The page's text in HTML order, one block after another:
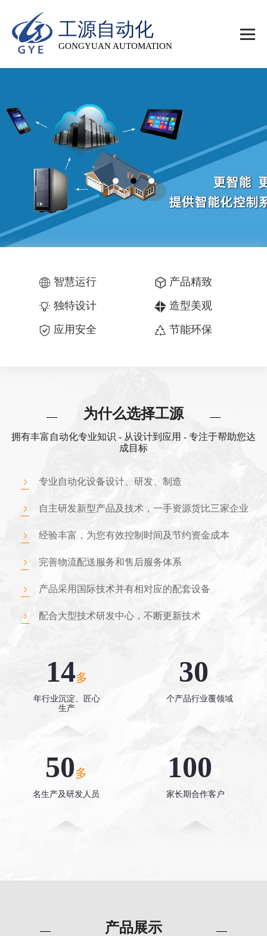
工源自动化
GONGYUAN AUTOMATION
智慧运行 产品精致
独特设计 造型美观
应用安全 节能环保
为什么选择工源
拥有丰富自动化专业知识 - 从设计到应用 - 专注于帮助您达
成目标
专业自动化设备设计、研发、制造
自主研发新型产品及技术，一手资源货比三家企业
经验丰富，为您有效控制时间及节约资金成本
完善物流配送服务和售后服务体系
产品采用国际技术并有相对应的配套设备
配合大型技术研发中心，不断更新技术
14多
年行业沉淀、匠心
生产
30
个产品行业覆领域
50多
名生产及研发人员
100
家长期合作客户
产品展示